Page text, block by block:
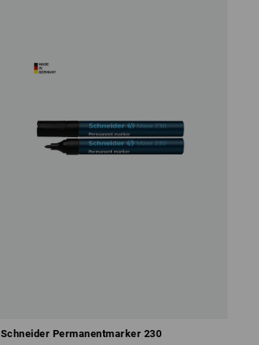
Schneider Permanentmarker 230